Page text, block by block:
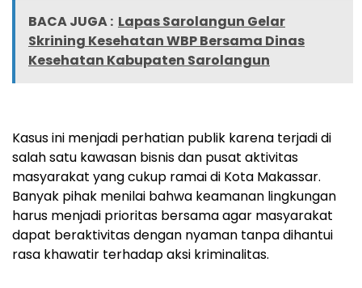
BACA JUGA : Lapas Sarolangun Gelar
Skrining Kesehatan WBP Bersama Dinas
Kesehatan Kabupaten Sarolangun
Kasus ini menjadi perhatian publik karena terjadi di
salah satu kawasan bisnis dan pusat aktivitas
masyarakat yang cukup ramai di Kota Makassar.
Banyak pihak menilai bahwa keamanan lingkungan
harus menjadi prioritas bersama agar masyarakat
dapat beraktivitas dengan nyaman tanpa dihantui
rasa khawatir terhadap aksi kriminalitas.